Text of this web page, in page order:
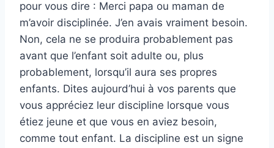
pour vous dire : Merci papa ou maman de
m’avoir disciplinée. J’en avais vraiment besoin.
Non, cela ne se produira probablement pas
avant que l’enfant soit adulte ou, plus
probablement, lorsqu’il aura ses propres
enfants. Dites aujourd’hui à vos parents que
vous appréciez leur discipline lorsque vous
étiez jeune et que vous en aviez besoin,
comme tout enfant. La discipline est un signe